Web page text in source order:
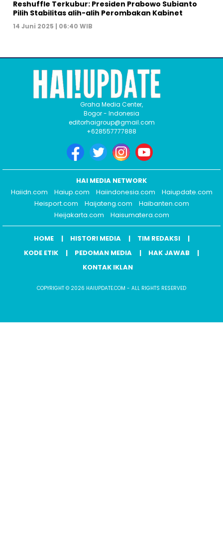
Reshuffle Terkubur: Presiden Prabowo Subianto
Pilih Stabilitas alih-alih Perombakan Kabinet
14 Juni 2025 | 06:40 WIB
Graha Media Center,
Bogor - Indonesia
editorhaigroup@gmail.com
+628557777888
HAI MEDIA NETWORK
Haiidn.com
Haiup.com Haiindonesia.com
Haiupdate.com
Heisport.com
Haijateng.com
Haibanten.com
Heijakarta.com
Haisumatera.com
HOME HISTORI MEDIA
TIM REDAKSI
KODE ETIK
PEDOMAN MEDIA
HAK JAWAB
KONTAK IKLAN
COPYRIGHT © 2026 HAIUPDATE.COM - ALL RIGHTS RESERVED